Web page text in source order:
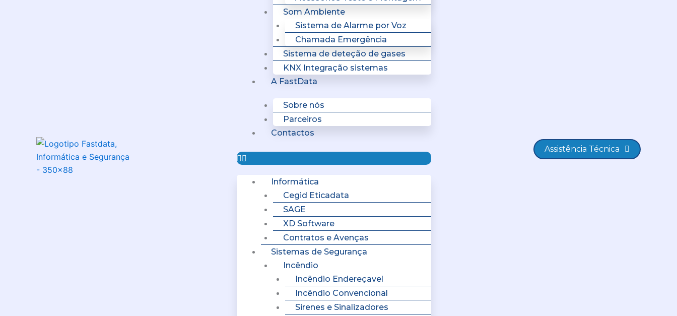
Som Ambiente
Sistema de Alarme por Voz
Chamada Emergência
Sistema de deteção de gases
KNX Integração sistemas
A FastData
Sobre nós
Parceiros
Contactos
Informática
Cegid Eticadata
SAGE
XD Software
Contratos e Avenças
Sistemas de Segurança
Incêndio
Incêndio Endereçavel
Incêndio Convencional
Sirenes e Sinalizadores
Assistência Técnica